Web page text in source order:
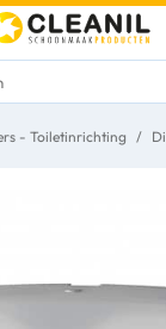
- Toiletinrichting /